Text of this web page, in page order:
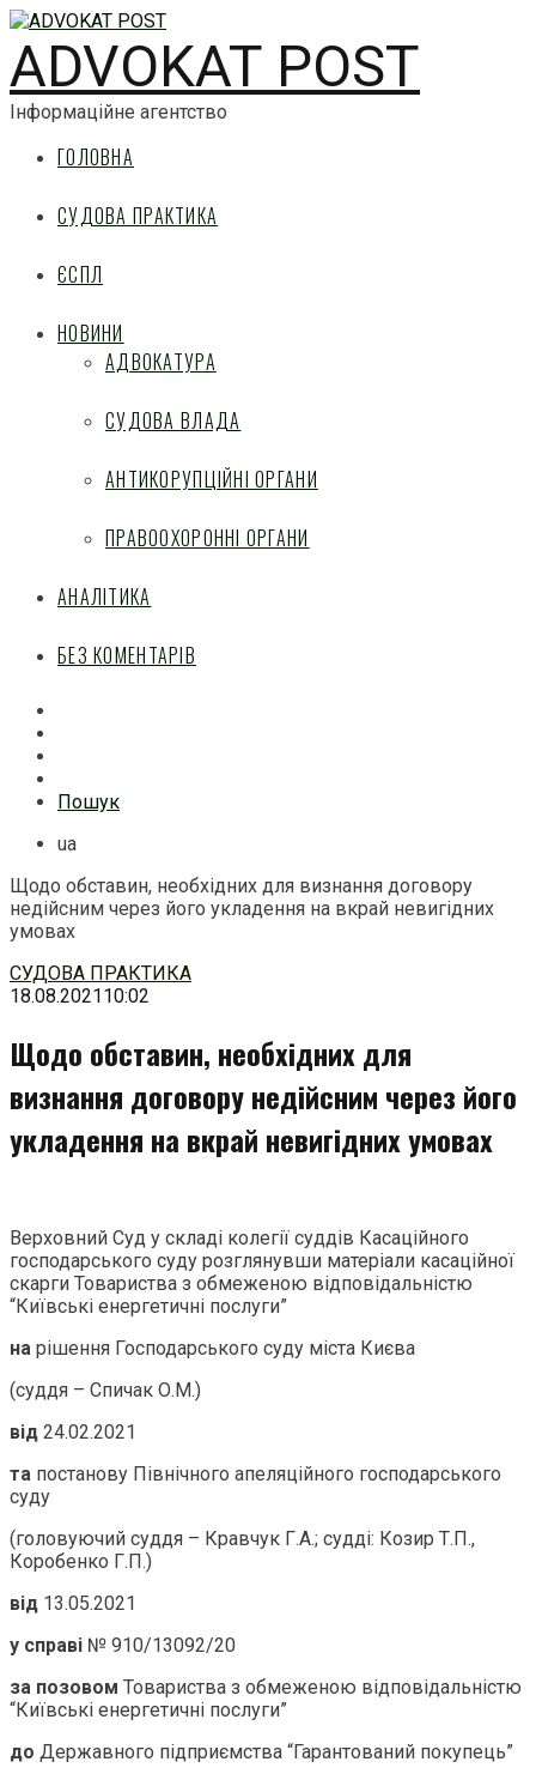
ADVOKAT POST
Інформаційне агентство
ГОЛОВНА
СУДОВА ПРАКТИКА
ЄСПЛ
НОВИНИ
АДВОКАТУРА
СУДОВА ВЛАДА
АНТИКОРУПЦІЙНІ ОРГАНИ
ПРАВООХОРОННІ ОРГАНИ
АНАЛІТИКА
БЕЗ КОМЕНТАРІВ
Пошук
ua
Щодо обставин, необхідних для визнання договору
недійсним через його укладення на вкрай невигідних
умовах
Перейти
до
СУДОВА ПРАКТИКА
18.08.202110:02
Щодо обставин, необхідних для
визнання договору недійсним через його
укладення на вкрай невигідних умовах
Верховний Суд у складі колегії суддів Касаційного
господарського суду розглянувши матеріали касаційної
скарги Товариства з обмеженою відповідальністю
“Київські енергетичні послуги”
на рішення Господарського суду міста Києва
(суддя – Спичак О.М.)
від 24.02.2021
та постанову Північного апеляційного господарського
суду
(головуючий суддя – Кравчук Г.А.; судді: Козир Т.П.,
Коробенко Г.П.)
від 13.05.2021
у справі № 910/13092/20
за позовом Товариства з обмеженою відповідальністю
“Київські енергетичні послуги”
до Державного підприємства “Гарантований покупець”